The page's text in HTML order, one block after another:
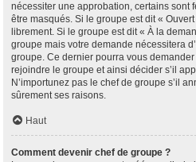
nécessiter une approbation, certains sont
être masqués. Si le groupe est dit «
librement. Si le groupe est dit « À la
groupe mais votre demande nécessitera
groupe. Ce dernier pourra vous
rejoindre le groupe et ainsi décider s’il
N’importunez pas le chef de groupe s’il
sûrement ses raisons.
Haut
Comment devenir chef de groupe ?